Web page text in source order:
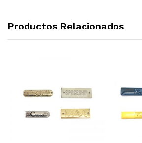
Productos Relacionados